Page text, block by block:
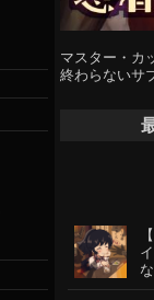
マスター・カ
終わらないサ